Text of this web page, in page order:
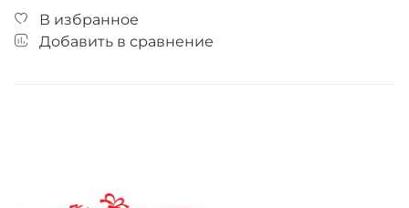
В избранное
Добавить в сравнение